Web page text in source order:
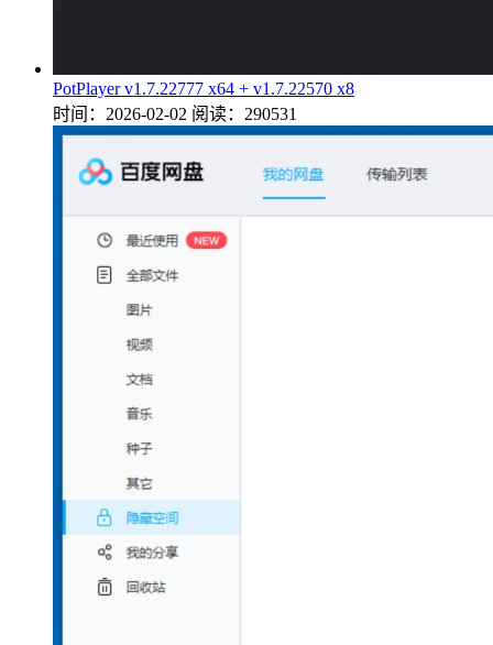
PotPlayer v1.7.22777 x64 + v1.7.22570 x8
时间：2026-02-02 阅读：290531